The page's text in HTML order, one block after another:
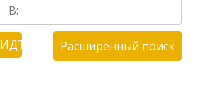
Расширенный поиск